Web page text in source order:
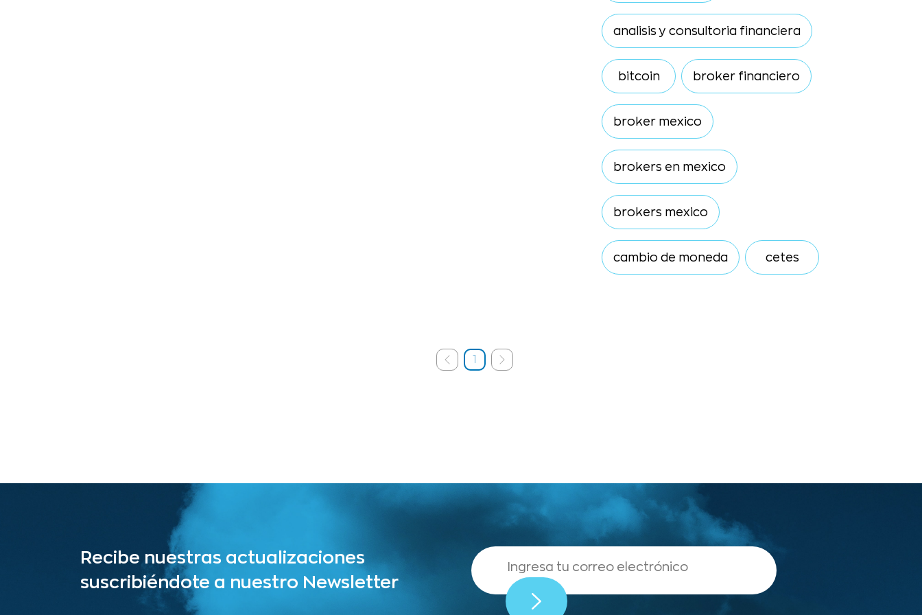
analisis y consultoria financiera
bitcoin broker financiero
broker mexico
brokers en mexico
brokers mexico
cambio de moneda cetes
1
Recibe nuestras actualizaciones
suscribiéndote a nuestro Newsletter
,